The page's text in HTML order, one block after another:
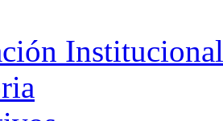
Institucional